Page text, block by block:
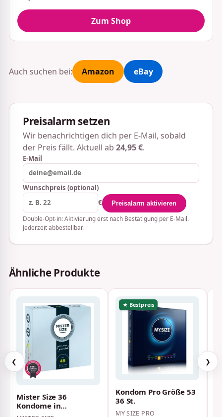
Zum Shop
Auch suchen bei: Amazon eBay
Preisalarm setzen
Wir benachrichtigen dich per E-Mail, sobald
der Preis fällt. Aktuell ab 24,95 €.
E-Mail
Wunschpreis (optional)
€
Preisalarm aktivieren
Double-Opt-in: Aktivierung erst nach Bestätigung per E-Mail.
Jederzeit abbestellbar.
Ähnliche Produkte
❮
Mister Size 36
Kondome in
individueller Passform
★ Bestpreis
Kondom Pro Größe 53
36 St.
MY SIZE PRO
❯